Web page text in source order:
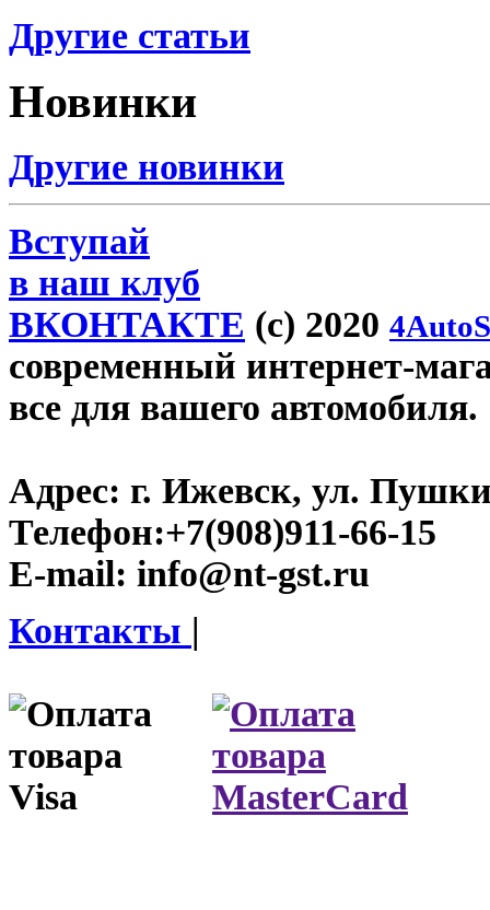
Другие статьи
Новинки
Другие новинки
Вступай
в наш клуб
ВКОНТАКТЕ (c) 2020
современный интернет-
все для вашего автомобиля.
Адрес: г. Ижевск, ул.
Телефон:+7(908)911-66-15
E-mail: info@nt-gst.ru
Контакты |